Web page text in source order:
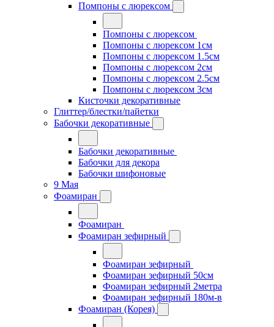
Помпоны с люрексом
Помпоны с люрексом
Помпоны с люрексом 1см
Помпоны с люрексом 1.5см
Помпоны с люрексом 2см
Помпоны с люрексом 2.5см
Помпоны с люрексом 3см
Кисточки декоративные
Глиттер/блестки/пайетки
Бабочки декоративные
Бабочки декоративные
Бабочки для декора
Бабочки шифоновые
9 Мая
Фоамиран
Фоамиран
Фоамиран зефирный
Фоамиран зефирный
Фоамиран зефирный 50см
Фоамиран зефирный 2метра
Фоамиран зефирный 180м-в
Фоамиран (Корея)